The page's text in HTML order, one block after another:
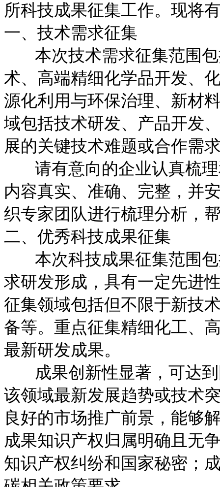
所科技成果征集工作。现将
一、技术需求征集
本次技术需求征集范围包
术、高端精细化学品开发、
源化利用与环保治理、新材
域包括技术研发、产品开发
展的关键技术难题或合作需
请有意向的企业认真梳理
内容真实、准确、完整，并
织专家团队进行梳理分析，
二、优秀科技成果征集
本次科技成果征集范围包
求研发形成，具有一定先进
征集领域包括但不限于新技
备等。重点征集精细化工、
最新研发成果。
成果创新性显著，可达到
该领域最新发展趋势或技术
良好的市场推广前景，能够
成果知识产权归属明确且无
知识产权纠纷和国家秘密；